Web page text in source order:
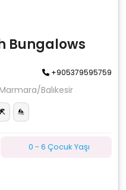
Bungalows
+905379595759
Balıkesir
0 - 6 Çocuk Yaşı